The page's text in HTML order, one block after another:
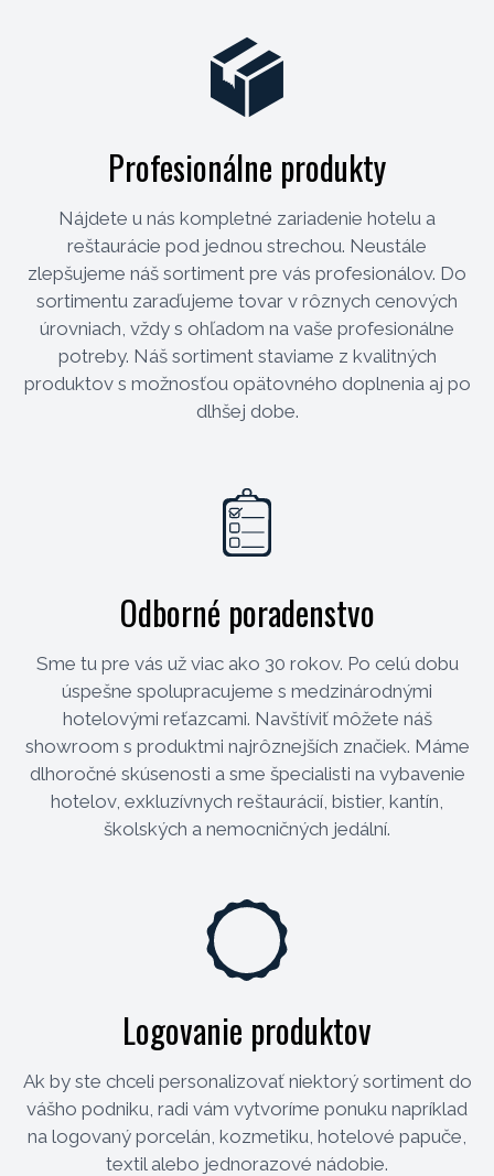
Profesionálne produkty
Nájdete u nás kompletné zariadenie hotelu a
reštaurácie pod jednou strechou. Neustále
zlepšujeme náš sortiment pre vás profesionálov. Do
sortimentu zaraďujeme tovar v rôznych cenových
úrovniach, vždy s ohľadom na vaše profesionálne
potreby. Náš sortiment staviame z kvalitných
produktov s možnosťou opätovného doplnenia aj po
dlhšej dobe.
Odborné poradenstvo
Sme tu pre vás už viac ako 30 rokov. Po celú dobu
úspešne spolupracujeme s medzinárodnými
hotelovými reťazcami. Navštíviť môžete náš
showroom s produktmi najrôznejších značiek. Máme
dlhoročné skúsenosti a sme špecialisti na vybavenie
hotelov, exkluzívnych reštaurácií, bistier, kantín,
školských a nemocničných jedální.
Logovanie produktov
Ak by ste chceli personalizovať niektorý sortiment do
vášho podniku, radi vám vytvoríme ponuku napríklad
na logovaný porcelán, kozmetiku, hotelové papuče,
textil alebo jednorazové nádobie.